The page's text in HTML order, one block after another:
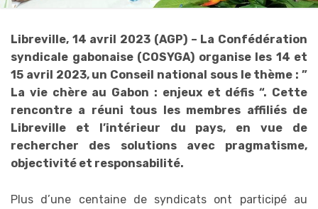
Libreville, 14 avril 2023 (AGP) – La Confédération
syndicale gabonaise (COSYGA) organise les 14 et
15 avril 2023, un Conseil national sous le thème : ”
La vie chère au Gabon : enjeux et défis “. Cette
rencontre a réuni tous les membres affiliés de
Libreville et l’intérieur du pays, en vue de
rechercher des solutions avec pragmatisme,
objectivité et responsabilité.
Plus d’une centaine de syndicats ont participé au